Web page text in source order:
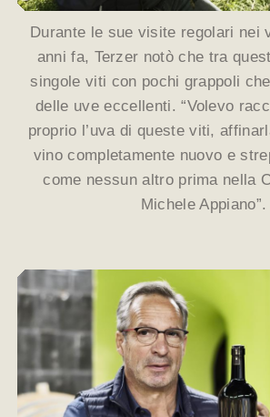
Durante le sue visite regolari nei
anni fa, Terzer notò che tra
singole viti con pochi grappoli
delle uve eccellenti. “Volevo
proprio l’uva di queste viti,
vino completamente nuovo e
come nessun altro prima nella
Michele Appiano”.